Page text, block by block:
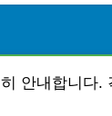
안내합니다.